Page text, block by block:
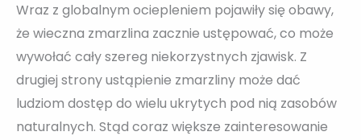
Wraz z globalnym ociepleniem pojawiły się obawy,
że wieczna zmarzlina zacznie ustępować, co może
wywołać cały szereg niekorzystnych zjawisk. Z
drugiej strony ustąpienie zmarzliny może dać
ludziom dostęp do wielu ukrytych pod nią zasobów
naturalnych. Stąd coraz większe zainteresowanie